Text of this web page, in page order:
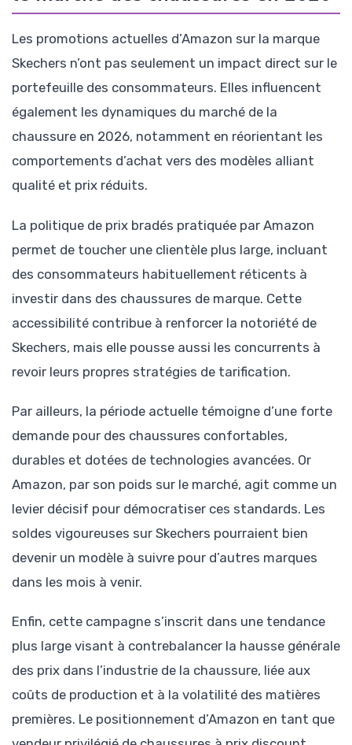
Les promotions actuelles d’Amazon sur la marque
Skechers n’ont pas seulement un impact direct sur le
portefeuille des consommateurs. Elles influencent
également les dynamiques du marché de la
chaussure en 2026, notamment en réorientant les
comportements d’achat vers des modèles alliant
qualité et prix réduits.
La politique de prix bradés pratiquée par Amazon
permet de toucher une clientèle plus large, incluant
des consommateurs habituellement réticents à
investir dans des chaussures de marque. Cette
accessibilité contribue à renforcer la notoriété de
Skechers, mais elle pousse aussi les concurrents à
revoir leurs propres stratégies de tarification.
Par ailleurs, la période actuelle témoigne d’une forte
demande pour des chaussures confortables,
durables et dotées de technologies avancées. Or
Amazon, par son poids sur le marché, agit comme un
levier décisif pour démocratiser ces standards. Les
soldes vigoureuses sur Skechers pourraient bien
devenir un modèle à suivre pour d’autres marques
dans les mois à venir.
Enfin, cette campagne s’inscrit dans une tendance
plus large visant à contrebalancer la hausse générale
des prix dans l’industrie de la chaussure, liée aux
coûts de production et à la volatilité des matières
premières. Le positionnement d’Amazon en tant que